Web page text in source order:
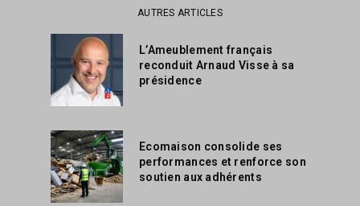
AUTRES ARTICLES
L’Ameublement français
reconduit Arnaud Visse à sa
présidence
Ecomaison consolide ses
performances et renforce son
soutien aux adhérents